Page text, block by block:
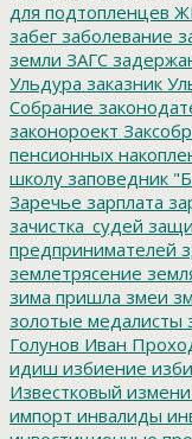
для подтопленцев
забег заболевание
земли ЗАГС
Ульдура заказник
Собрание
законороект
пенсионных
школу заповедник
Заречье зарплата
зачистка_судей
предпринимателей
землетрясение
зима пришла змеи
золотые медалисты
Голунов Иван
идиш избиение
Известковый
импорт инвалиды